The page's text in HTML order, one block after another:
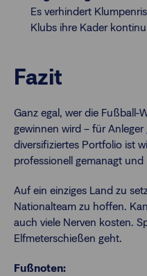
Es verhindert
Klubs ihre Kader
Fazit
Ganz egal, wer die Fußball-
gewinnen wird – für Anleger
diversifiziertes Portfolio ist
professionell gemanagt
Auf ein einziges Land zu
Nationalteam zu hoffen.
auch viele Nerven kosten.
Elfmeterschießen geht.
Fußnoten: